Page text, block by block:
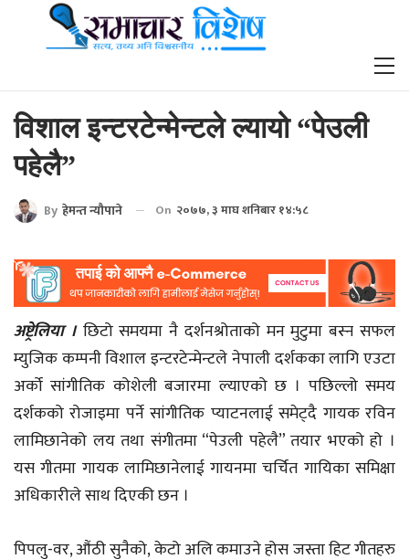
विशाल इन्टरटेन्मेन्टले ल्यायो “पेउली
पहेलै”
By हेमन्त न्यौपाने On २०७७, ३ माघ शनिबार १४:५८
अष्ट्रेलिया । छिटो समयमा नै दर्शनश्रोताको मन मुटुमा बस्न सफल
म्युजिक कम्पनी विशाल इन्टरटेन्मेन्टले नेपाली दर्शकका लागि एउटा
अर्को सांगीतिक कोशेली बजारमा ल्याएको छ । पछिल्लो समय
दर्शकको रोजाइमा पर्ने सांगीतिक प्याटनलाई समेट्दै गायक रविन
लामिछानेको लय तथा संगीतमा “पेउली पहेलै” तयार भएको हो ।
यस गीतमा गायक लामिछानेलाई गायनमा चर्चित गायिका समिक्षा
अधिकारीले साथ दिएकी छन ।
पिपलु-वर, औंठी सुनैको, केटो अलि कमाउने होस जस्ता हिट गीतहरु